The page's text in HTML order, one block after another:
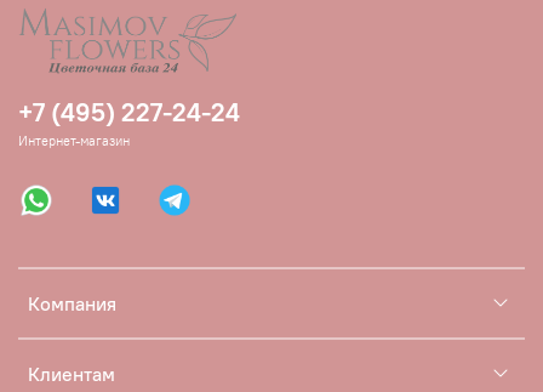
Компания
Клиентам
+7 (495) 227-24-24
Интернет-магазин